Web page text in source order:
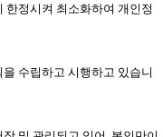
한정시켜 최소화하여 개인정
수립하고 시행하고 있습니